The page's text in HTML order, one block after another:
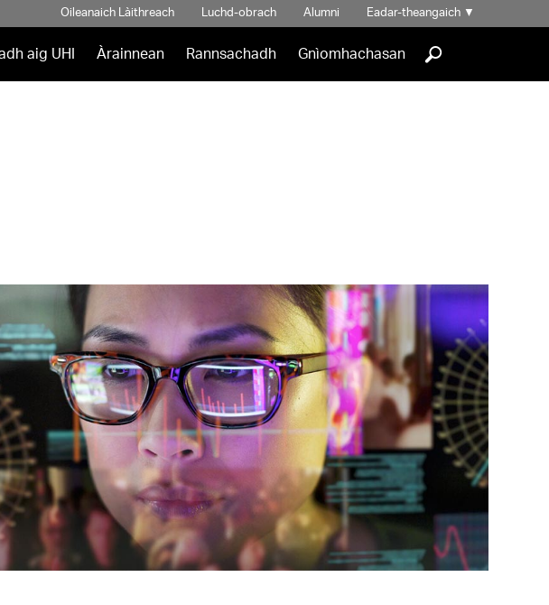
Oileanaich Làithreach Luchd-obrach Alumni Eadar-theangaich ▼
aig UHI Àrainnean Rannsachadh Gnìomhachasan ]